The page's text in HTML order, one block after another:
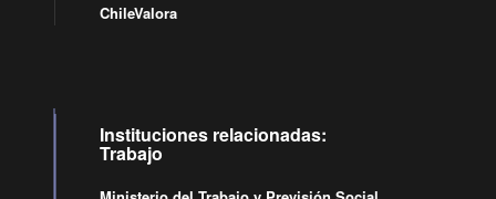
ChileValora
Instituciones relacionadas:
Trabajo